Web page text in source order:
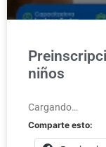
niños
Cargando…
Comparte esto: